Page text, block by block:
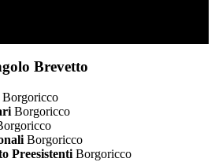
Brevetto
Borgoricco
Borgoricco
Borgoricco
Preesistenti Borgoricco